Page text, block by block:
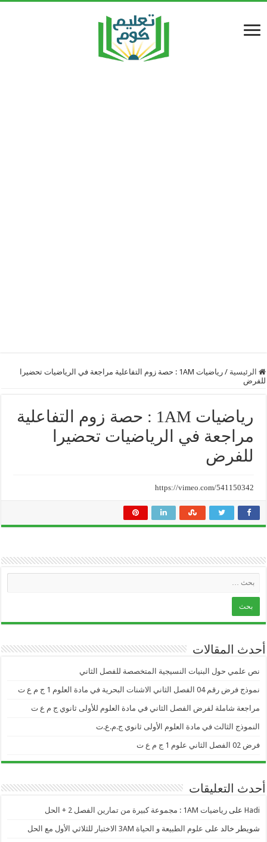
الرئيسية /
رياضيات 1AM : حصة زوم التفاعلية مراجعة في الرياضيات تحضيرا
للفرض
رياضيات 1AM : حصة زوم التفاعلية
مراجعة في الرياضيات تحضيرا
للفرض
https://vimeo.com/541150342
أحدث المقالات
نص علمي حول البنيات النسيجية المتخصصة للفصل الثاني
نموذج فرض رقم 04 الفصل الثاني الاشنات البحرية في مادة العلوم 1 ج م ع ت
مراجعة شاملة لفرض الفصل الثاني في مادة العلوم للأولى ثانوي ج م ع ت
النموذج الثالث في مادة العلوم الأولى ثانوي ج.م.ع.ت
فرض 02 الفصل الثاني علوم 1 ج م ع ت
أحدث التعليقات
Hadi علىرياضيات 1AM : مجموعة كبيرة من تمارين الفصل 2 + الحل
شويطر خالد على علوم الطبيعة و الحياة 3AM الاختبار للثلاثي الأول مع الحل